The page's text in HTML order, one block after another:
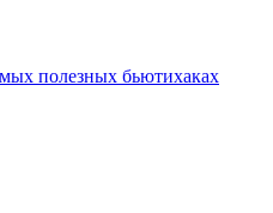
полезных бьютихаках